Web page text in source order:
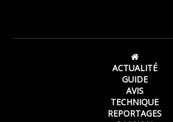
ACTUALITÉ
GUIDE
AVIS
TECHNIQUE
REPORTAGES